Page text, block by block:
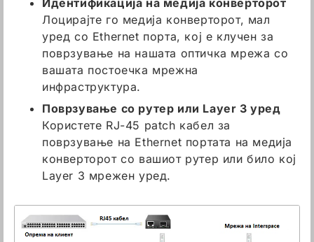
Идентификација на медија конверторот
Лоцирајте го медија конверторот, мал
уред со Ethernet порта, кој е клучен за
поврзување на нашата оптичка мрежа со
вашата постоечка мрежна
инфраструктура.
Поврзување со рутер или Layer 3 уред
Користете RJ-45 patch кабел за
поврзување на Ethernet портата на медија
конверторот со вашиот рутер или било кој
Layer 3 мрежен уред.